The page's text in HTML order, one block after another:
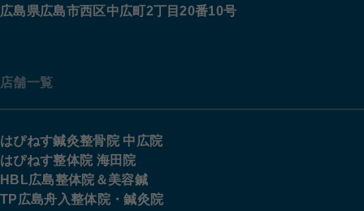
広島県広島市西区中広町2丁目20番10号
店舗一覧
はぴねす鍼灸整骨院 中広院
はぴねす整体院 海田院
HBL広島整体院＆美容鍼
TP広島舟入整体院・鍼灸院